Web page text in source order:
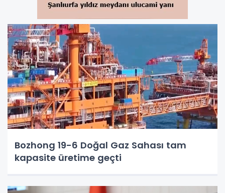
Bozhong 19-6 Doğal Gaz Sahası tam
kapasite üretime geçti